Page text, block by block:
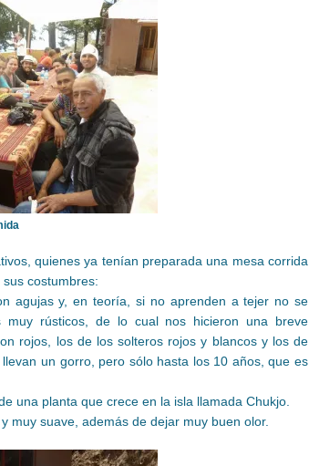
quienes ya tenían preparada una mesa corrida
costumbres:
agujas y, en teoría, si no aprenden a tejer no se
rústicos, de lo cual nos hicieron una breve
rojos, los de los solteros rojos y blancos y los de
un gorro, pero sólo hasta los 10 años, que es
una planta que crece en la isla llamada Chukjo.
muy suave, además de dejar muy buen olor.